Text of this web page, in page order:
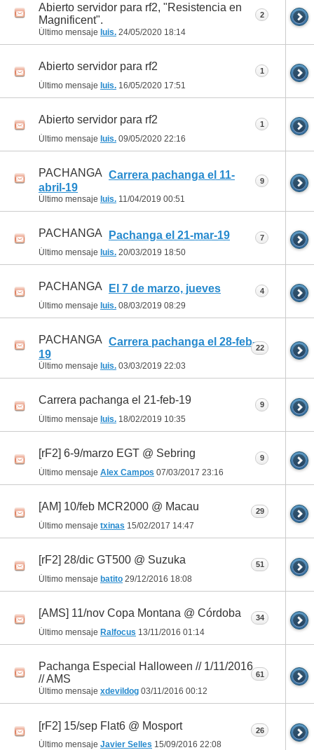
Abierto servidor para rf2, "Resistencia en
Magnificent".
Último mensaje luis. 24/05/2020 18:14
2
Abierto servidor para rf2
Último mensaje luis. 16/05/2020 17:51
1
Abierto servidor para rf2
Último mensaje luis. 09/05/2020 22:16
1
PACHANGA Carrera pachanga el 11-
abril-19
Último mensaje luis. 11/04/2019 00:51
9
PACHANGA Pachanga el 21-mar-19
Último mensaje luis. 20/03/2019 18:50
7
PACHANGA El 7 de marzo, jueves
Último mensaje luis. 08/03/2019 08:29
4
PACHANGA Carrera pachanga el 28-feb-
19
Último mensaje luis. 03/03/2019 22:03
22
Carrera pachanga el 21-feb-19
Último mensaje luis. 18/02/2019 10:35
9
[rF2] 6-9/marzo EGT @ Sebring
Último mensaje Alex Campos 07/03/2017 23:16
9
[AM] 10/feb MCR2000 @ Macau
Último mensaje txinas 15/02/2017 14:47
29
[rF2] 28/dic GT500 @ Suzuka
Último mensaje batito 29/12/2016 18:08
51
[AMS] 11/nov Copa Montana @ Córdoba
Último mensaje Ralfocus 13/11/2016 01:14
34
Pachanga Especial Halloween // 1/11/2016
// AMS
Último mensaje xdevildog 03/11/2016 00:12
61
[rF2] 15/sep Flat6 @ Mosport
Último mensaje Javier Selles 15/09/2016 22:08
26